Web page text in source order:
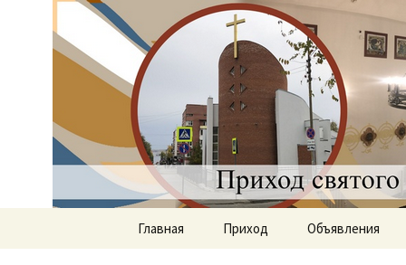
Римско-
Саратове
Приход святого Климента
Главная Приход Объявления